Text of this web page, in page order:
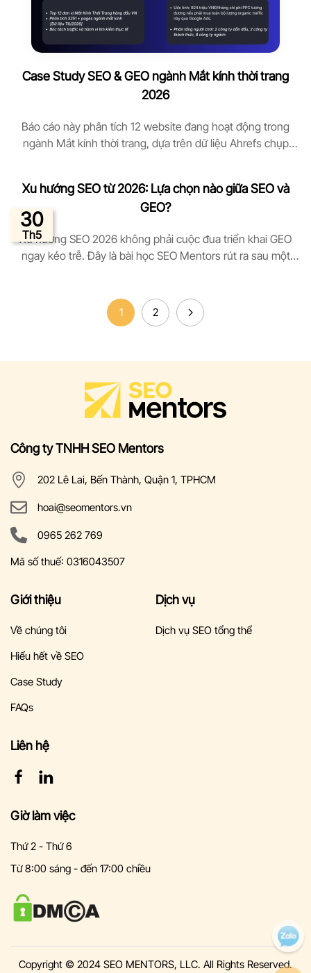
Case Study SEO & GEO ngành Mắt kính thời trang
2026
Báo cáo này phân tích 12 website đang hoạt động trong
ngành Mắt kính thời trang, dựa trên dữ liệu Ahrefs chụp
nhìn ngược để bạn có thể tự kiểm chứng Những điểm chính
[…]
Xu hướng SEO từ 2026: Lựa chọn nào giữa SEO và
GEO?
Xu hướng SEO 2026 không phải cuộc đua triển khai GEO
ngay kẻo trễ. Đây là bài học SEO Mentors rút ra sau một
cho đến thời điểm hiện tại. Tái […]
30
Th5
1 2
Công ty TNHH SEO Mentors
202 Lê Lai, Bến Thành, Quận 1, TPHCM
hoai@seomentors.vn
0965 262 769
Mã số thuế: 0316043507
Giới thiệu
Về chúng tôi
Hiểu hết về SEO
Case Study
FAQs
Dịch vụ
Dịch vụ SEO tổng thể
Liên hệ
Giờ làm việc
Thứ 2 - Thứ 6
Từ 8:00 sáng - đến 17:00 chiều
Copyright © 2024 SEO MENTORS, LLC. All Rights Reserved.